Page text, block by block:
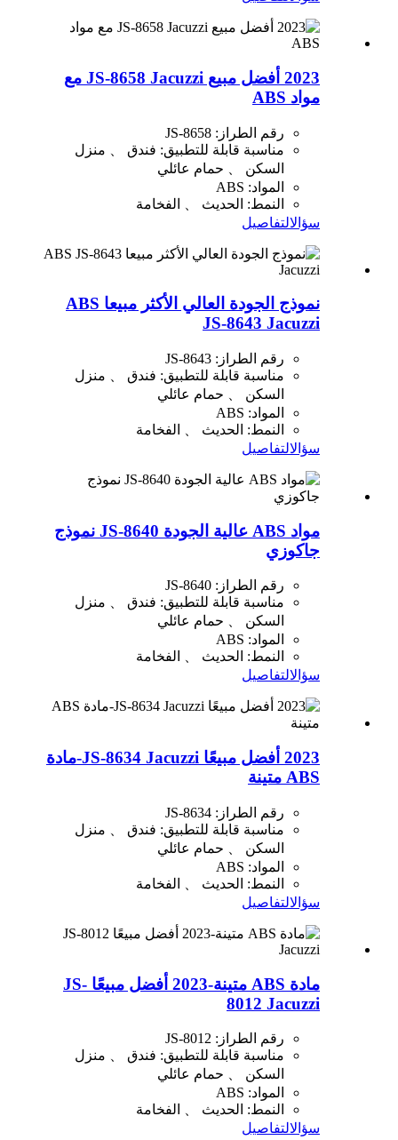
2023 أفضل مبيع JS-8658 Jacuzzi مع
مواد ABS
رقم الطراز: JS-8658
مناسبة قابلة للتطبيق: فندق 、 منزل
السكن 、 حمام عائلي
المواد: ABS
النمط: الحديث 、 الفخامة
سؤالالتفاصيل
نموذج الجودة العالي الأكثر مبيعا ABS
JS-8643 Jacuzzi
رقم الطراز: JS-8643
مناسبة قابلة للتطبيق: فندق 、 منزل
السكن 、 حمام عائلي
المواد: ABS
النمط: الحديث 、 الفخامة
سؤالالتفاصيل
مواد ABS عالية الجودة JS-8640 نموذج
جاكوزي
رقم الطراز: JS-8640
مناسبة قابلة للتطبيق: فندق 、 منزل
السكن 、 حمام عائلي
المواد: ABS
النمط: الحديث 、 الفخامة
سؤالالتفاصيل
2023 أفضل مبيعًا JS-8634 Jacuzzi-مادة
ABS متينة
رقم الطراز: JS-8634
مناسبة قابلة للتطبيق: فندق 、 منزل
السكن 、 حمام عائلي
المواد: ABS
النمط: الحديث 、 الفخامة
سؤالالتفاصيل
مادة ABS متينة-2023 أفضل مبيعًا JS-
8012 Jacuzzi
رقم الطراز: JS-8012
مناسبة قابلة للتطبيق: فندق 、 منزل
السكن 、 حمام عائلي
المواد: ABS
النمط: الحديث 、 الفخامة
سؤالالتفاصيل